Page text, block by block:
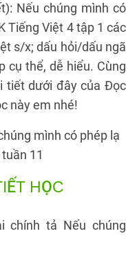
Nếu chúng mình có
Tiếng Việt 4 tập 1 các
s/x; dấu hỏi/dấu ngã
cụ thể, dễ hiểu. Cùng
tiết dưới đây của Đọc
này em nhé!
HỌC
chính tả Nếu chúng